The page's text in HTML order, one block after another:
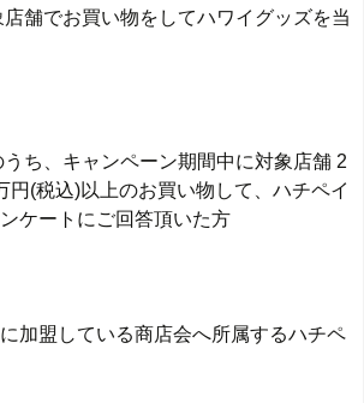
舗でお買い物をしてハワイグッズを当
ち、キャンペーン期間中に対象店舗 2
円(税込)以上のお買い物して、ハチペイ
ケートにご回答頂いた方
加盟している商店会へ所属するハチペ